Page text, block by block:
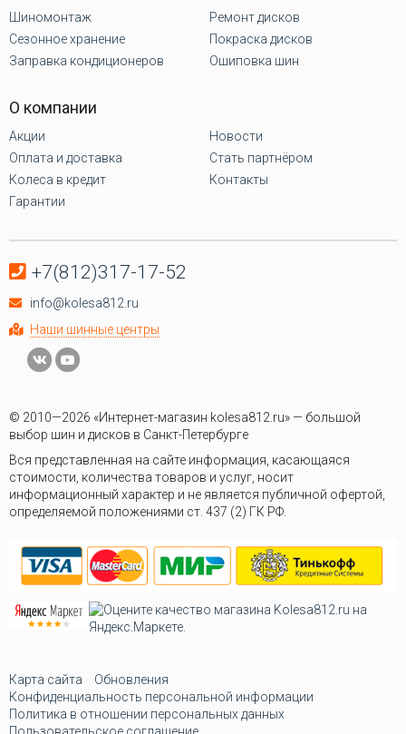
Шиномонтаж
Сезонное хранение
Заправка кондиционеров
Ремонт дисков
Покраска дисков
Ошиповка шин
О компании
Акции
Оплата и доставка
Колеса в кредит
Гарантии
Новости
Стать партнёром
Контакты
+7(812)317-17-52
info@kolesa812.ru
Наши шинные центры
© 2010—2026 «Интернет-магазин kolesa812.ru» — большой
выбор шин и дисков в Санкт-Петербурге
Вся представленная на сайте информация, касающаяся
стоимости, количества товаров и услуг, носит
информационный характер и не является публичной офертой,
определяемой положениями ст. 437 (2) ГК РФ.
Карта сайта
Обновления
Конфиденциальность персональной информации
Политика в отношении персональных данных